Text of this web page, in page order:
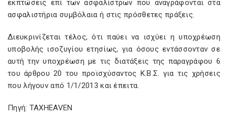
εκπτώσεις επί των ασφαλίστρων που αναγράφονται στα
ασφαλιστήρια συμβόλαια ή στις πρόσθετες πράξεις.
Διευκρινίζεται τέλος, ότι παύει να ισχύει η υποχρέωση
υποβολής ισοζυγίου ετησίως, για όσους εντάσσονταν σε
αυτή την υποχρέωση με τις διατάξεις της παραγράφου 6
του άρθρου 20 του προϊσχύσαντος Κ.Β.Σ. για τις χρήσεις
που λήγουν από 1/1/2013 και έπειτα.
Πηγή: TAXHEAVEN